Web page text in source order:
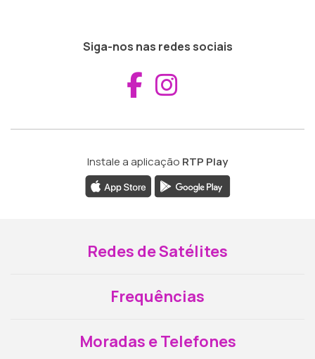
Siga-nos nas redes sociais
Aceder ao
Instale a aplicação RTP Play
Redes de Satélites
Frequências
Moradas e Telefones